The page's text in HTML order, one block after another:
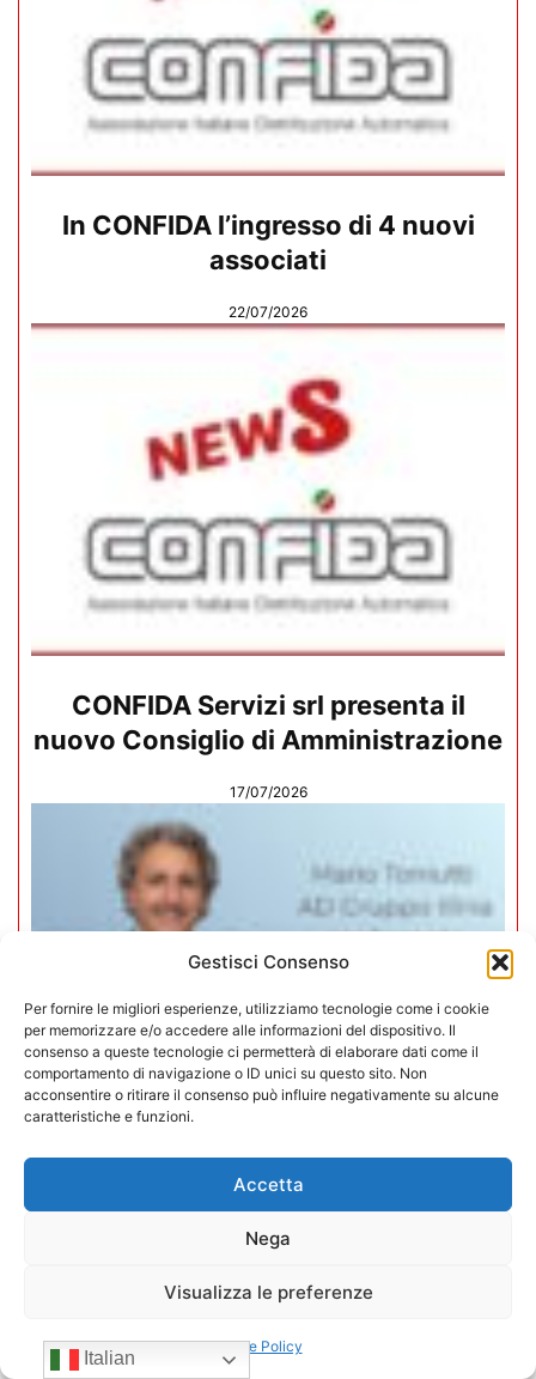
Gestisci Consenso
Per fornire le migliori esperienze, utilizziamo tecnologie come i cookie
per memorizzare e/o accedere alle informazioni del dispositivo. Il
consenso a queste tecnologie ci permetterà di elaborare dati come il
comportamento di navigazione o ID unici su questo sito. Non
acconsentire o ritirare il consenso può influire negativamente su alcune
caratteristiche e funzioni.
Accetta
Nega
Visualizza le preferenze
Cookie Policy
In CONFIDA l’ingresso di 4 nuovi
associati
22/07/2026
CONFIDA Servizi srl presenta il
nuovo Consiglio di Amministrazione
17/07/2026
Mario Toniutti confermato Vice
Presidente di CONFIDA per il
quadriennio 2026-2030
15/07/2026
Italian